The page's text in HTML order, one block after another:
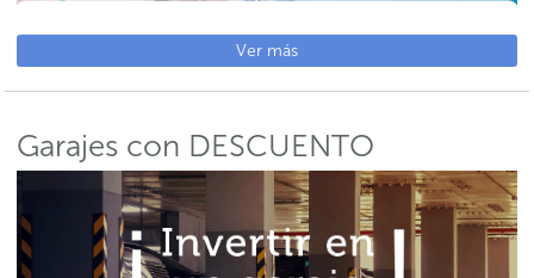
Ver más
Garajes con DESCUENTO